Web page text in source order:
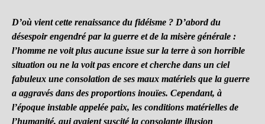
D’où vient cette renaissance du fidéisme ? D’abord du
désespoir engendré par la guerre et de la misère générale :
l’homme ne voit plus aucune issue sur la terre à son horrible
situation ou ne la voit pas encore et cherche dans un ciel
fabuleux une consolation de ses maux matériels que la guerre
a aggravés dans des proportions inouïes. Cependant, à
l’époque instable appelée paix, les conditions matérielles de
l’humanité, qui avaient suscité la consolante illusion